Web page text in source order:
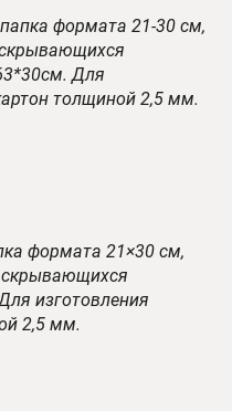
формата 21-30 см,
Для
толщиной 2,5 мм.
формата 21×30 см,
изготовления
2,5 мм.